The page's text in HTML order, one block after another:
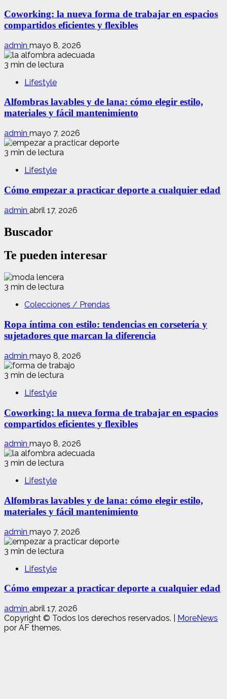
Coworking: la nueva forma de trabajar en espacios
compartidos eficientes y flexibles
admin mayo 8, 2026
3 min de lectura
Lifestyle
Alfombras lavables y de lana: cómo elegir estilo,
materiales y fácil mantenimiento
admin mayo 7, 2026
3 min de lectura
Lifestyle
Cómo empezar a practicar deporte a cualquier edad
admin abril 17, 2026
Buscador
Te pueden interesar
3 min de lectura
Colecciones / Prendas
Ropa íntima con estilo: tendencias en corsetería y
sujetadores que marcan la diferencia
admin mayo 8, 2026
3 min de lectura
Lifestyle
Coworking: la nueva forma de trabajar en espacios
compartidos eficientes y flexibles
admin mayo 8, 2026
3 min de lectura
Lifestyle
Alfombras lavables y de lana: cómo elegir estilo,
materiales y fácil mantenimiento
admin mayo 7, 2026
3 min de lectura
Lifestyle
Cómo empezar a practicar deporte a cualquier edad
admin abril 17, 2026
Copyright © Todos los derechos reservados.
MoreNews
por AF themes.